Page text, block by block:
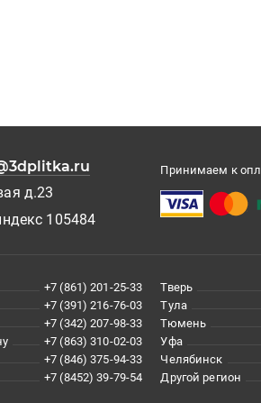
д.23
105484
Принимаем к
+7 (861) 201-25-33
+7 (391) 216-76-03
+7 (342) 207-98-33
+7 (863) 310-02-03
+7 (846) 375-94-33
+7 (8452) 39-79-54
Тверь
Тула
Тюмень
Уфа
Челябинск
Другой регион